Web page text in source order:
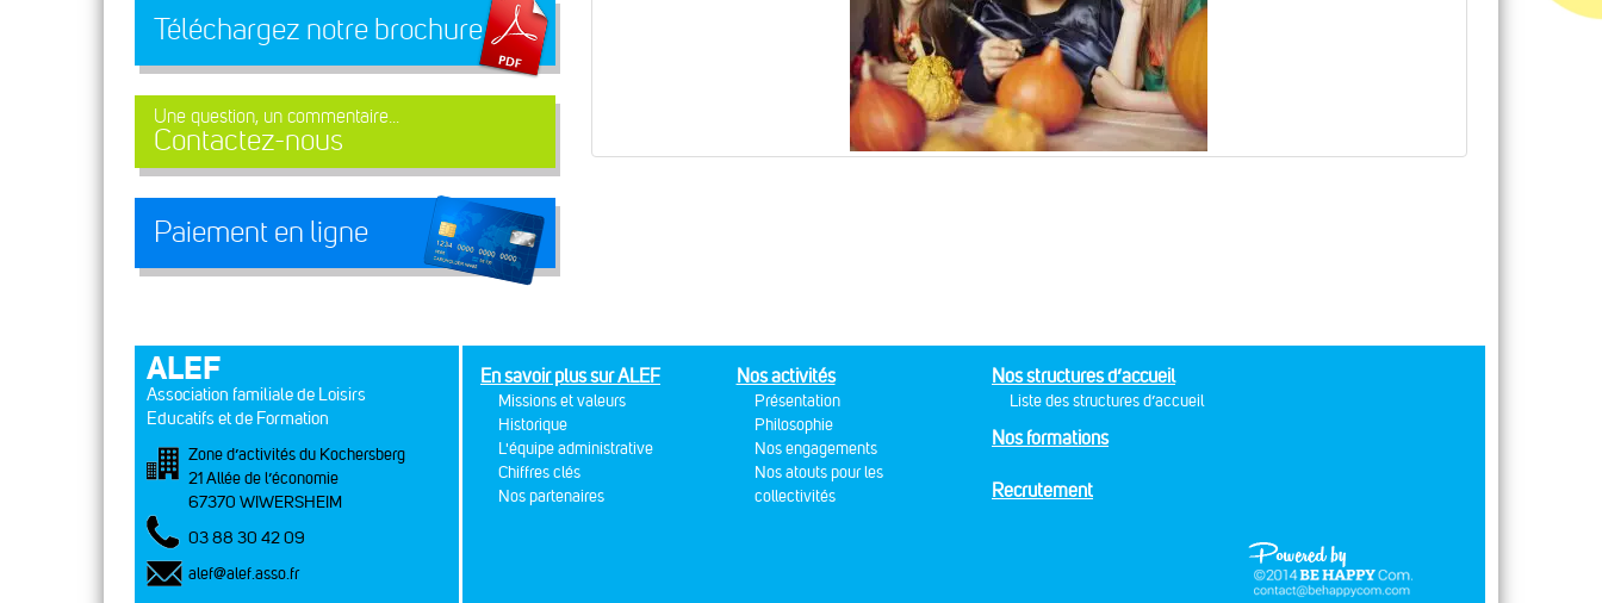
Téléchargez notre brochure
Une question, un commentaire...
Contactez-nous
Paiement en ligne
ALEF
Association familiale de Loisirs
Educatifs et de Formation
Zone d’activités du Kochersberg
21 Allée de l’économie
67370 WIWERSHEIM
03 88 30 42 09
alef@alef.asso.fr
En savoir plus sur ALEF
Missions et valeurs
Historique
L'équipe administrative
Chiffres clés
Nos partenaires
Nos activités
Présentation
Philosophie
Nos engagements
Nos atouts pour les
collectivités
Nos structures d’accueil
Liste des structures d’accueil
Nos formations
Recrutement